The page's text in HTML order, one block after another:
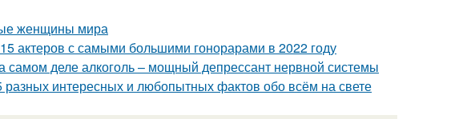
женщины мира
актеров с самыми большими гонорарами в 2022 году
самом деле алкоголь – мощный депрессант нервной системы
интересных и любопытных фактов обо всём на свете